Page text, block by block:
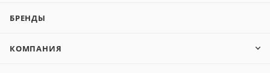
БРЕНДЫ
КОМПАНИЯ